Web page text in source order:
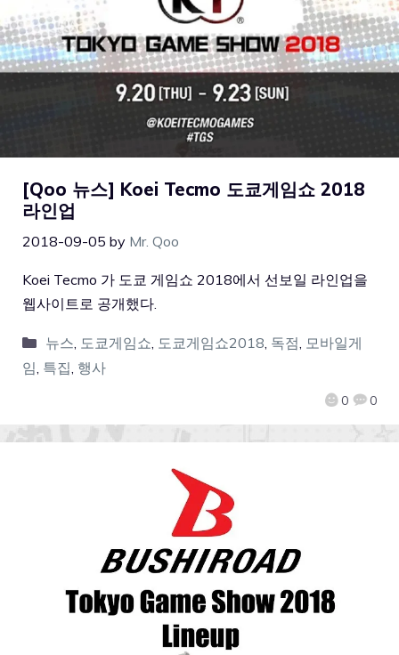
[Qoo 뉴스] Koei Tecmo 도쿄게임쇼 2018
라인업
2018-09-05 by Mr. Qoo
0 0
Koei Tecmo 가 도쿄 게임쇼 2018에서 선보일 라인업을
웹사이트로 공개했다.
뉴스 도쿄게임쇼 도쿄게임쇼2018 독점 모바일게
임 특집 행사